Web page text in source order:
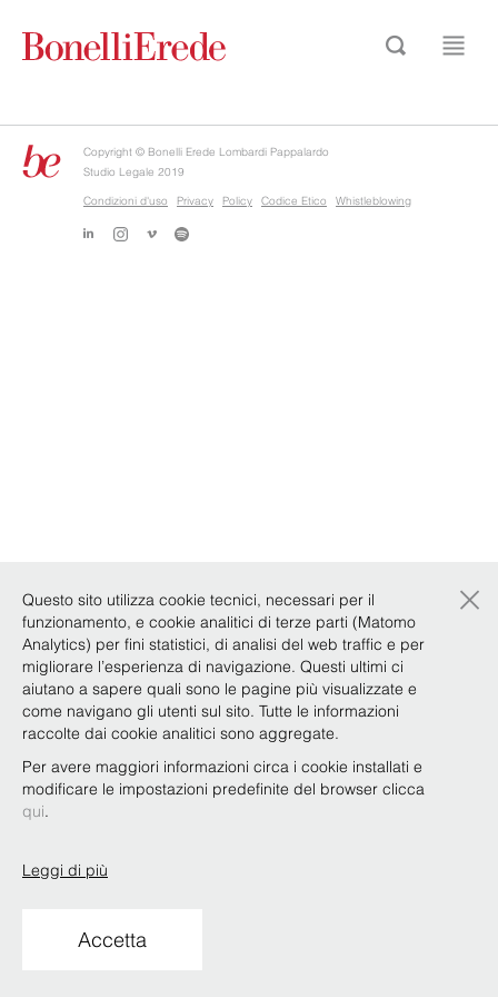
Copyright © Bonelli Erede Lombardi Pappalardo
Studio Legale 2019
Condizioni d'uso
Privacy Policy Codice Etico Whistleblowing
Questo sito utilizza cookie tecnici, necessari per il
funzionamento, e cookie analitici di terze parti (Matomo
Analytics) per fini statistici, di analisi del web traffic e per
migliorare l’esperienza di navigazione. Questi ultimi ci
aiutano a sapere quali sono le pagine più visualizzate e
come navigano gli utenti sul sito. Tutte le informazioni
raccolte dai cookie analitici sono aggregate.
Per avere maggiori informazioni circa i cookie installati e
modificare le impostazioni predefinite del browser clicca
qui.
Leggi di più
Accetta
×